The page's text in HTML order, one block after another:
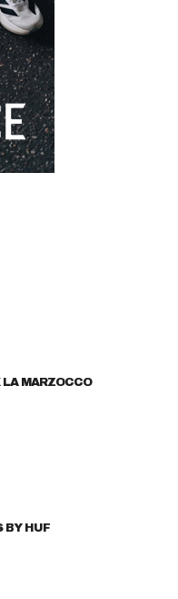
LA MARZOCCO
BY HUF